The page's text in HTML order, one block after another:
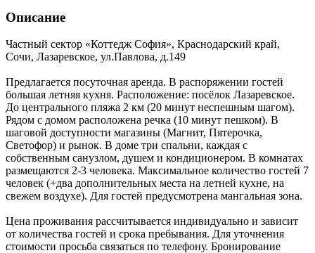
Описание
Частный сектор «Коттедж София», Краснодарский край,
Сочи, Лазаревское, ул.Павлова, д.149
Предлагается посуточная аренда. В распоряжении гостей
большая летняя кухня. Расположение: посёлок Лазаревское.
До центрального пляжа 2 км (20 минут неспешным шагом).
Рядом с домом расположена речка (10 минут пешком). В
шаговой доступности магазины (Магнит, Пятерочка,
Светофор) и рынок. В доме три спальни, каждая с
собственным санузлом, душем и кондиционером. В комнатах
размещаются 2-3 человека. Максимальное количество гостей 7
человек (+два дополнительных места на летней кухне, на
свежем воздухе). Для гостей предусмотрена мангальная зона.
Цена проживания рассчитывается индивидуально и зависит
от количества гостей и срока пребывания. Для уточнения
стоимости просьба связаться по телефону. Бронирование